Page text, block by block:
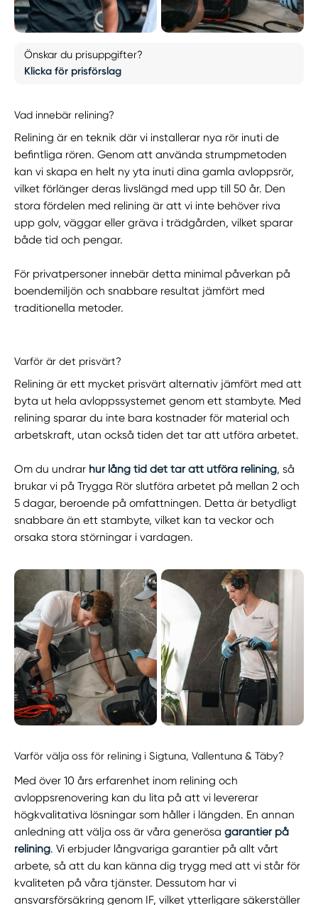
Önskar du prisuppgifter?
Klicka för prisförslag
Vad innebär relining?
Relining är en teknik där vi installerar nya rör inuti de
befintliga rören. Genom att använda strumpmetoden
kan vi skapa en helt ny yta inuti dina gamla avloppsrör,
vilket förlänger deras livslängd med upp till 50 år. Den
stora fördelen med relining är att vi inte behöver riva
upp golv, väggar eller gräva i trädgården, vilket sparar
både tid och pengar.
För privatpersoner innebär detta minimal påverkan på
boendemiljön och snabbare resultat jämfört med
traditionella metoder.
Varför är det prisvärt?
Relining är ett mycket prisvärt alternativ jämfört med att
byta ut hela avloppssystemet genom ett stambyte. Med
relining sparar du inte bara kostnader för material och
arbetskraft, utan också tiden det tar att utföra arbetet.
Om du undrar hur lång tid det tar att utföra relining, så
brukar vi på Trygga Rör slutföra arbetet på mellan 2 och
5 dagar, beroende på omfattningen. Detta är betydligt
snabbare än ett stambyte, vilket kan ta veckor och
orsaka stora störningar i vardagen.
Varför välja oss för relining i Sigtuna, Vallentuna & Täby?
Med över 10 års erfarenhet inom relining och
avloppsrenovering kan du lita på att vi levererar
högkvalitativa lösningar som håller i längden. En annan
anledning att välja oss är våra generösagarantier på
relining. Vi erbjuder långvariga garantier på allt vårt
arbete, så att du kan känna dig trygg med att vi står för
kvaliteten på våra tjänster. Dessutom har vi
ansvarsförsäkring genom IF, vilket ytterligare säkerställer